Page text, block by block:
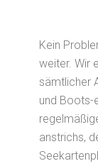
Kein
weiter. Wir
sämtlicher
und Boots-
anstrichs,